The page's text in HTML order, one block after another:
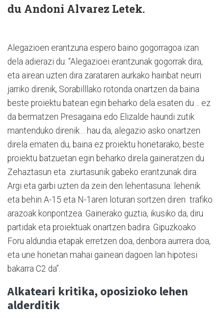
du Andoni Alvarez Letek.
Alegazioen erantzuna espero baino gogorragoa izan
dela adierazi du: “Alegazioei erantzunak gogorrak dira,
eta airean uzten dira zarataren aurkako hainbat neurri
jarriko direnik, Sorabilllako rotonda onartzen da baina
beste proiektu batean egin beharko dela esaten du… ez
da bermatzen Presagaina edo Elizalde haundi zutik
mantenduko direnik… hau da, alegazio asko onartzen
direla ematen du, baina ez proiektu honetarako, beste
proiektu batzuetan egin beharko direla gaineratzen du.
Zehaztasun eta ziurtasunik gabeko erantzunak dira.
Argi eta garbi uzten da zein den lehentasuna: lehenik
eta behin A-15 eta N-1aren loturan sortzen diren trafiko
arazoak konpontzea. Gainerako guztia, ikusiko da, diru
partidak eta proiektuak onartzen badira. Gipuzkoako
Foru aldundia etapak erretzen doa, denbora aurrera doa,
eta une honetan mahai gainean dagoen lan hipotesi
bakarra C2 da”.
Alkateari kritika, oposizioko lehen
alderditik